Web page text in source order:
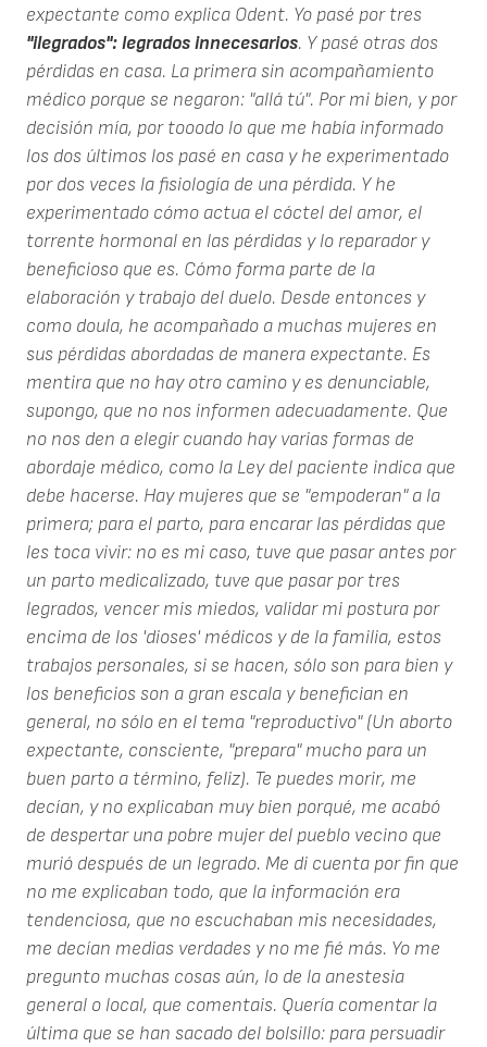
expectante como explica Odent. Yo pasé por tres
"ilegrados": legrados innecesarios. Y pasé otras dos
pérdidas en casa. La primera sin acompañamiento
médico porque se negaron: "allá tú". Por mi bien, y por
decisión mía, por tooodo lo que me había informado
los dos últimos los pasé en casa y he experimentado
por dos veces la fisiología de una pérdida. Y he
experimentado cómo actua el cóctel del amor, el
torrente hormonal en las pérdidas y lo reparador y
beneficioso que es. Cómo forma parte de la
elaboración y trabajo del duelo. Desde entonces y
como doula, he acompañado a muchas mujeres en
sus pérdidas abordadas de manera expectante. Es
mentira que no hay otro camino y es denunciable,
supongo, que no nos informen adecuadamente. Que
no nos den a elegir cuando hay varias formas de
abordaje médico, como la Ley del paciente indica que
debe hacerse. Hay mujeres que se "empoderan" a la
primera; para el parto, para encarar las pérdidas que
les toca vivir: no es mi caso, tuve que pasar antes por
un parto medicalizado, tuve que pasar por tres
legrados, vencer mis miedos, validar mi postura por
encima de los 'dioses' médicos y de la familia, estos
trabajos personales, si se hacen, sólo son para bien y
los beneficios son a gran escala y benefician en
general, no sólo en el tema "reproductivo" (Un aborto
expectante, consciente, "prepara" mucho para un
buen parto a término, feliz). Te puedes morir, me
decían, y no explicaban muy bien porqué, me acabó
de despertar una pobre mujer del pueblo vecino que
murió después de un legrado. Me di cuenta por fin que
no me explicaban todo, que la información era
tendenciosa, que no escuchaban mis necesidades,
me decían medias verdades y no me fié más. Yo me
pregunto muchas cosas aún, lo de la anestesia
general o local, que comentais. Quería comentar la
última que se han sacado del bolsillo: para persuadir